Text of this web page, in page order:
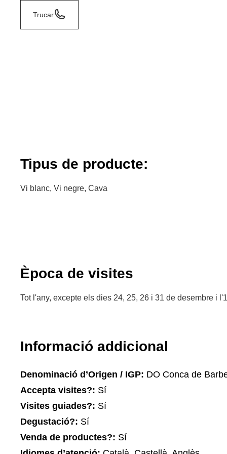
Trucar
Tipus de producte:
Vi blanc, Vi negre, Cava
Època de visites
Tot l'any, excepte els dies 24, 25, 26 i 31 de desembre i
Informació addicional
Denominació d’Origen / IGP: DO Conca de
Accepta visites?: Sí
Visites guiades?: Sí
Degustació?: Sí
Venda de productes?: Sí